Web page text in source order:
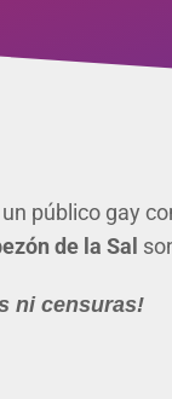
público gay
de la Sal
ni censuras!